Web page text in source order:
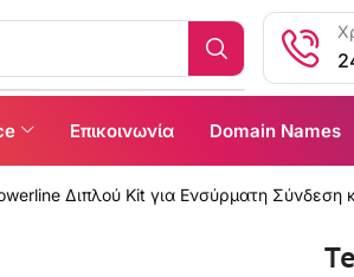
Επικοινωνία Domain Names
Διπλού Kit για Ενσύρματη Σύνδεση